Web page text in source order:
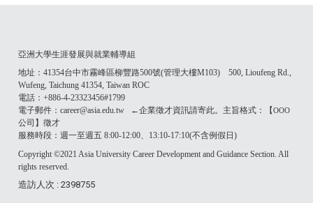
亞洲大學生涯發展與就業輔導組
地址：41354台中市霧峰區柳豐路500號(管理大樓M103) 500, Lioufeng Rd.,
Wufeng, Taichung 41354, Taiwan ROC
電話：+886-4-23323456#1799
電子郵件：career@asia.edu.tw ←企業徵才資訊請寄此。主旨格式：【OOO
公司】徵才
服務時段：週一至週五 8:00-12:00、13:10-17:10(不含例假日)
Copyright ©2021 Asia University Career Development and Guidance Section. All
rights reserved.
造訪人次 : 2398755